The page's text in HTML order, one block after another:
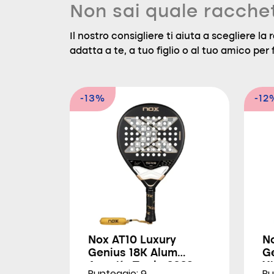
Non sai quale
Il nostro consigliere ti aiuta a scegliere la
adatta a te, a tuo figlio o al tuo amico per
-13%
Nox AT10 Luxury
Genius 18K Alum
-